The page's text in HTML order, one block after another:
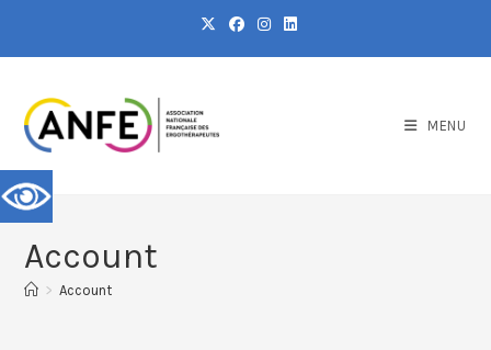
MENU
Account
> Account